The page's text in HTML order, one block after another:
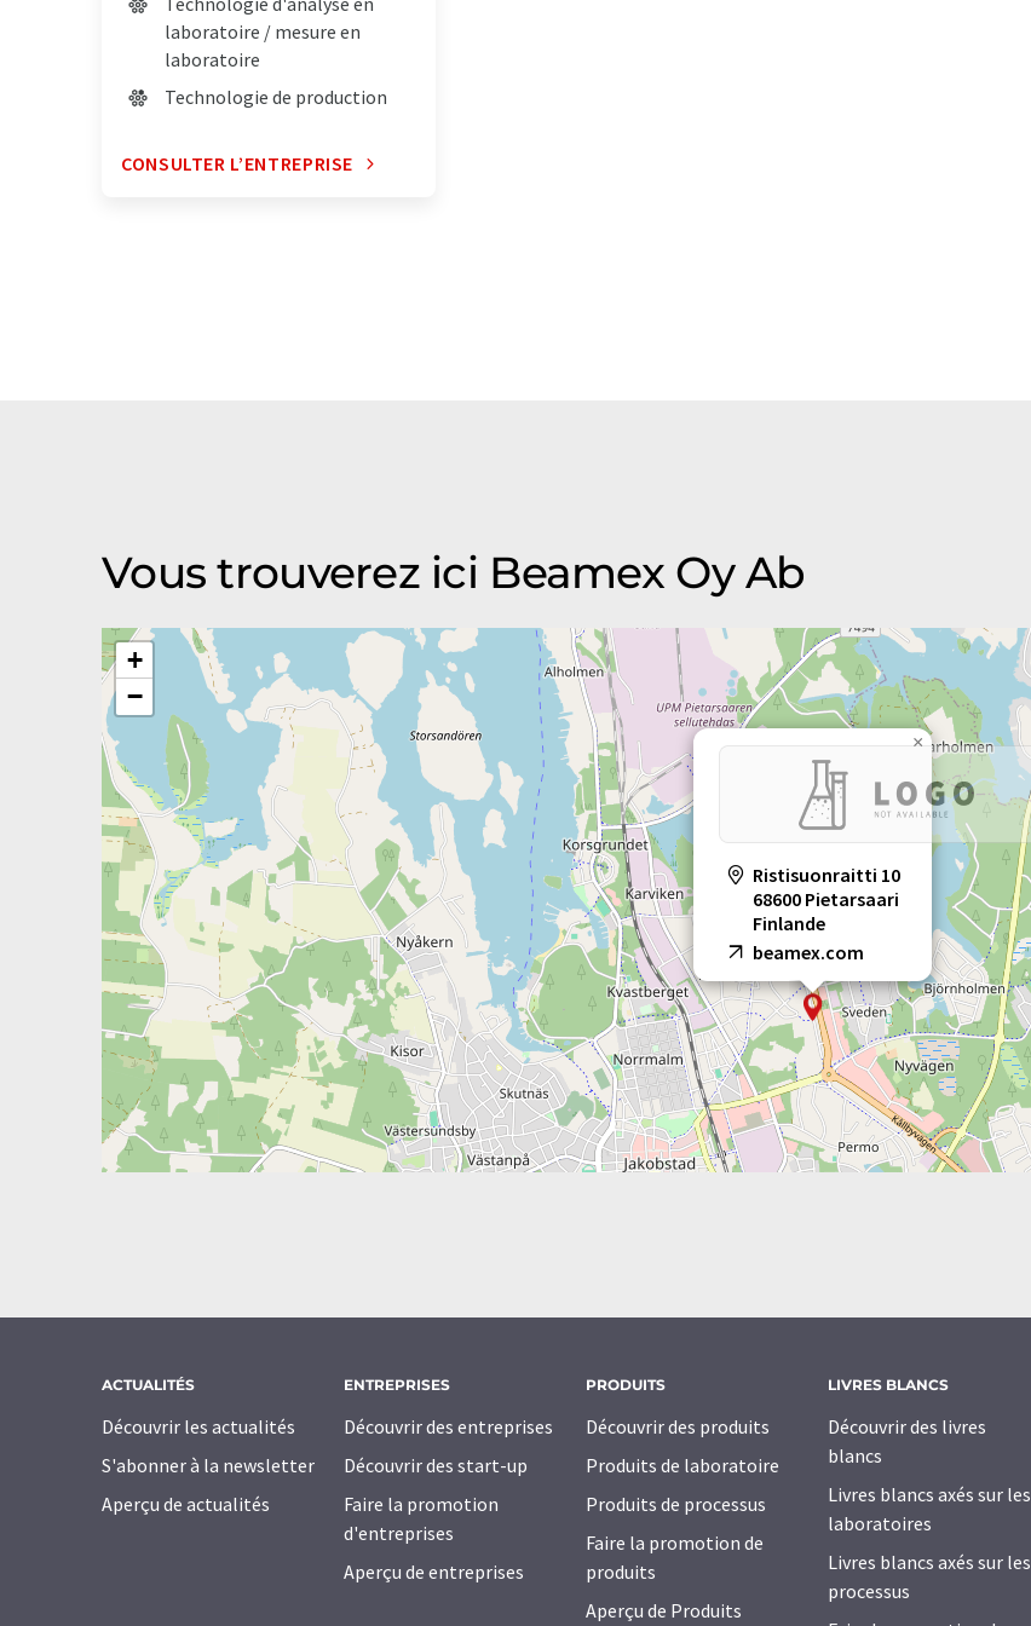
laboratoire / mesure en
laboratoire
Technologie de production
CONSULTER L’ENTREPRISE
Vous trouverez ici Beamex Oy Ab
Ristisuonraitti 10
68600 Pietarsaari
Finlande
beamex.com
×
+
−
ACTUALITÉS
Découvrir les actualités
S'abonner à la newsletter
Aperçu de actualités
ENTREPRISES
Découvrir des entreprises
Découvrir des start-up
Faire la promotion
d'entreprises
Aperçu de entreprises
PRODUITS
Découvrir des produits
Produits de laboratoire
Produits de processus
Faire la promotion de
produits
Aperçu de Produits
LIVRES BLANCS
Découvrir des livres
blancs
Livres blancs axés sur les
laboratoires
Livres blancs axés sur les
processus